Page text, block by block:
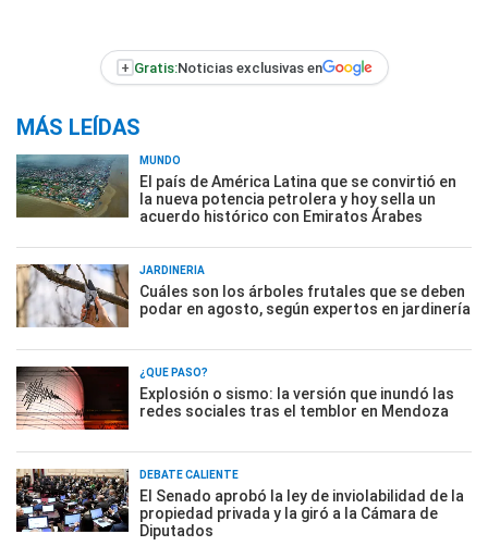
+ Gratis:Noticias exclusivas en
MÁS LEÍDAS
MUNDO
El país de América Latina que se convirtió en
la nueva potencia petrolera y hoy sella un
acuerdo histórico con Emiratos Árabes
JARDINERÍA
Cuáles son los árboles frutales que se deben
podar en agosto, según expertos en jardinería
¿QUÉ PASÓ?
Explosión o sismo: la versión que inundó las
redes sociales tras el temblor en Mendoza
DEBATE CALIENTE
El Senado aprobó la ley de inviolabilidad de la
propiedad privada y la giró a la Cámara de
Diputados